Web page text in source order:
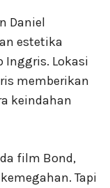
Daniel
estetika
Inggris. Lokasi
memberikan
keindahan
film Bond,
Tapi